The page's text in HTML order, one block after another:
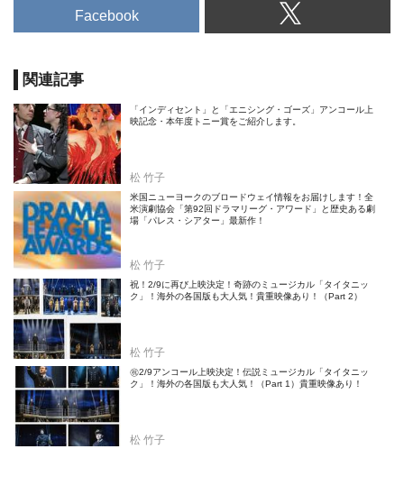
Facebook
関連記事
「インディセント」と「エニシング・ゴーズ」アンコール上
映記念・本年度トニー賞をご紹介します。
松 竹子
米国ニューヨークのブロードウェイ情報をお届けします！全
米演劇協会「第92回ドラマリーグ・アワード」と歴史ある劇
場「パレス・シアター」最新作！
松 竹子
祝！2/9に再び上映決定！奇跡のミュージカル「タイタニッ
ク」！海外の各国版も大人気！貴重映像あり！（Part 2）
松 竹子
㊗2/9アンコール上映決定！伝説ミュージカル「タイタニッ
ク」！海外の各国版も大人気！（Part 1）貴重映像あり！
松 竹子